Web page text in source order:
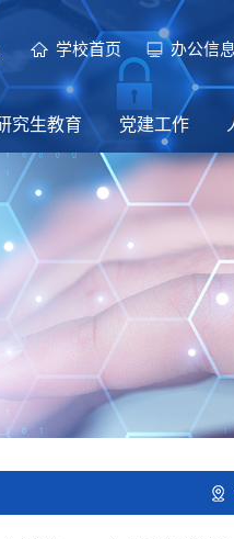
学校首页 办公信息
究生教育 党建工作